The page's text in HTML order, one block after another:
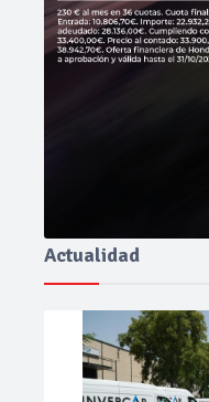
Actualidad